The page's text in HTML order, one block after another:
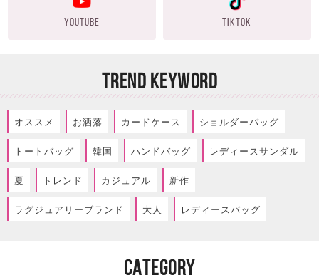
YOUTUBE TIKTOK
TREND KEYWORD
オススメ お洒落 カードケース ショルダーバッグ
トートバッグ 韓国 ハンドバッグ レディースサンダル
夏 トレンド カジュアル 新作
ラグジュアリーブランド 大人 レディースバッグ
CATEGORY